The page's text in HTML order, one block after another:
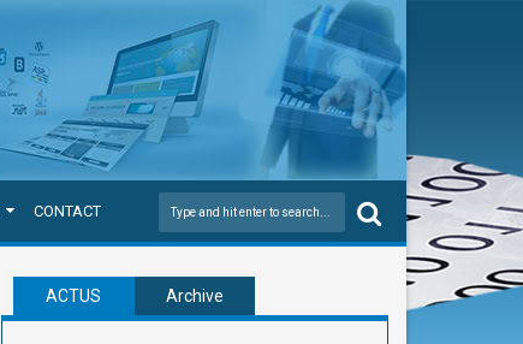
CONTACT
ACTUS Archive